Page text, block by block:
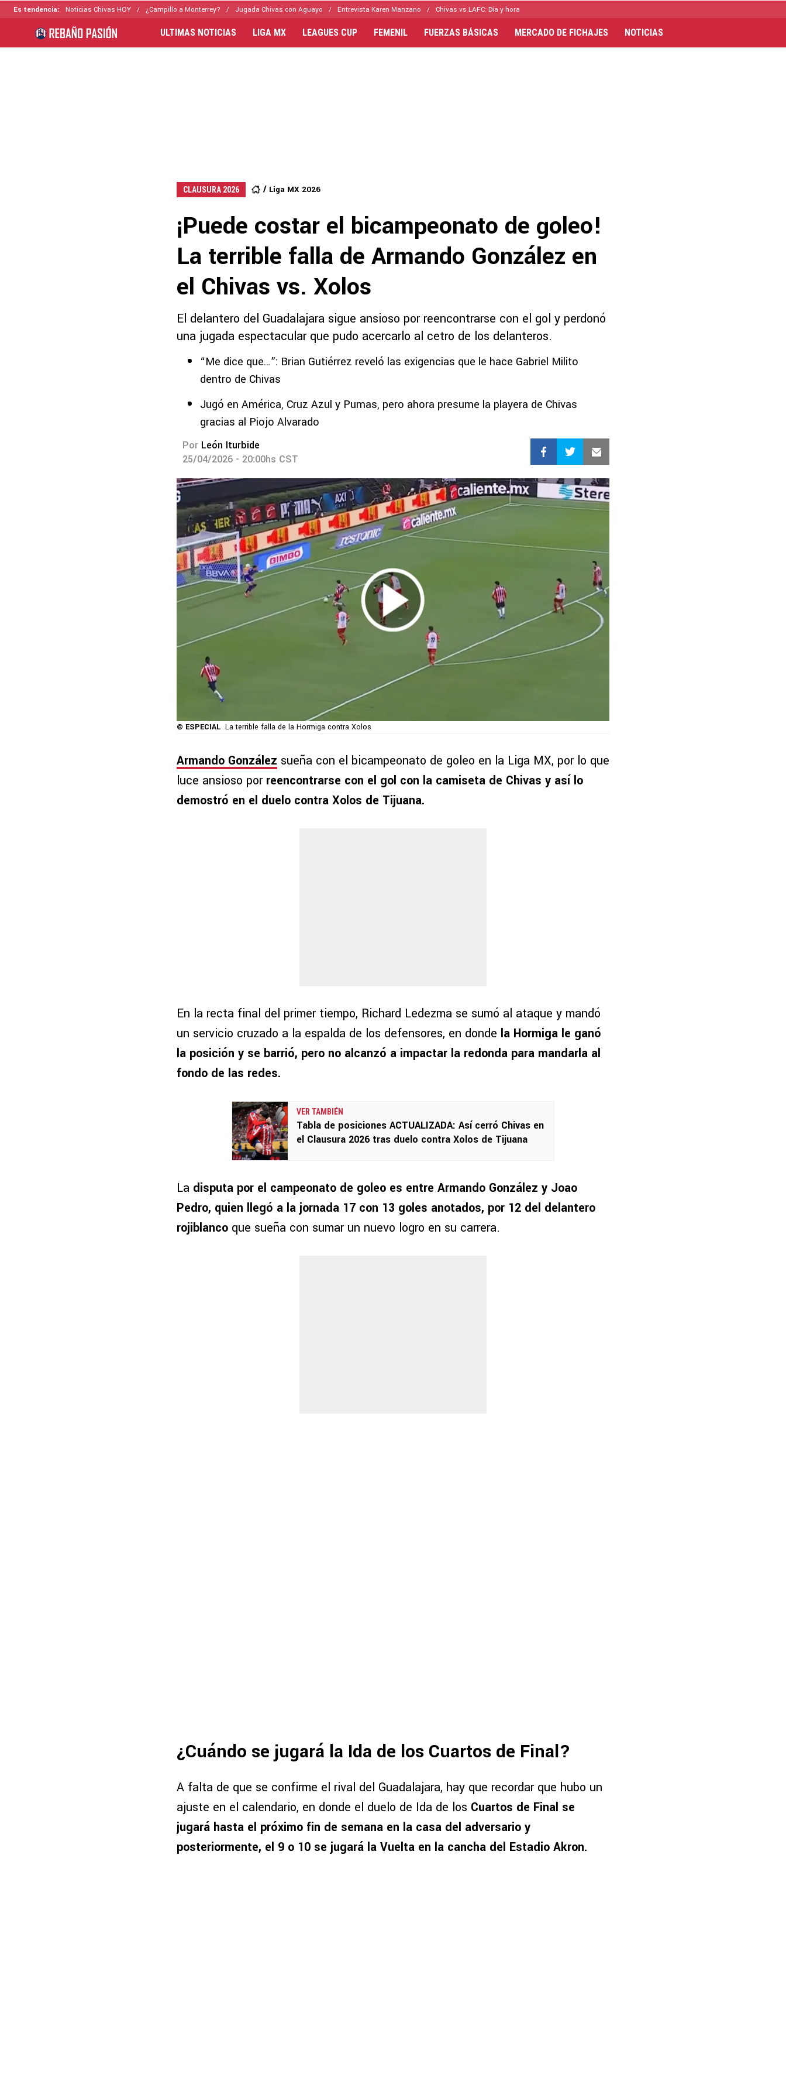
Es tendencia: Noticias Chivas HOY ¿Campillo a Monterrey? Jugada Chivas con Aguayo Entrevista Karen Manzano Chivas vs LAFC: Día y hora
ULTIMAS NOTICIAS LIGA MX LEAGUES CUP FEMENIL FUERZAS BÁSICAS MERCADO DE FICHAJES NOTICIAS
CLAUSURA 2026 Liga MX 2026
¡Puede costar el bicampeonato de goleo!
La terrible falla de Armando González en
el Chivas vs. Xolos
El delantero del Guadalajara sigue ansioso por reencontrarse con el gol y perdonó
una jugada espectacular que pudo acercarlo al cetro de los delanteros.
“Me dice que…”: Brian Gutiérrez reveló las exigencias que le hace Gabriel Milito
dentro de Chivas
Jugó en América, Cruz Azul y Pumas, pero ahora presume la playera de Chivas
gracias al Piojo Alvarado
Por León Iturbide
25/04/2026 - 20:00hs CST
© ESPECIAL La terrible falla de la Hormiga contra Xolos
Armando González sueña con el bicampeonato de goleo en la Liga MX, por lo que
luce ansioso por reencontrarse con el gol con la camiseta de Chivas y así lo
demostró en el duelo contra Xolos de Tijuana.
En la recta final del primer tiempo, Richard Ledezma se sumó al ataque y mandó
un servicio cruzado a la espalda de los defensores, en donde la Hormiga le ganó
la posición y se barrió, pero no alcanzó a impactar la redonda para mandarla al
fondo de las redes.
VER TAMBIÉN
Tabla de posiciones ACTUALIZADA: Así cerró Chivas en
el Clausura 2026 tras duelo contra Xolos de Tijuana
La disputa por el campeonato de goleo es entre Armando González y Joao
Pedro, quien llegó a la jornada 17 con 13 goles anotados, por 12 del delantero
rojiblanco que sueña con sumar un nuevo logro en su carrera.
¿Cuándo se jugará la Ida de los Cuartos de Final?
A falta de que se confirme el rival del Guadalajara, hay que recordar que hubo un
ajuste en el calendario, en donde el duelo de Ida de los Cuartos de Final se
jugará hasta el próximo fin de semana en la casa del adversario y
posteriormente, el 9 o 10 se jugará la Vuelta en la cancha del Estadio Akron.